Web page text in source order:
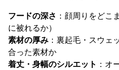
フードの深さ ：顔周りをどこ
に被れるか）
素材の厚み ：裏起毛・スウェ
合った素材か
着丈・身幅のシルエット ：オ